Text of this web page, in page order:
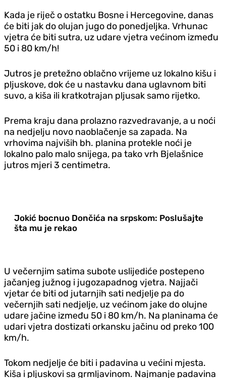
Kada je riječ o ostatku Bosne i Hercegovine, danas
će biti jak do olujan jugo do ponedjeljka. Vrhunac
vjetra će biti sutra, uz udare vjetra većinom između
50 i 80 km/h!
Jutros je pretežno oblačno vrijeme uz lokalno kišu i
pljuskove, dok će u nastavku dana uglavnom biti
suvo, a kiša ili kratkotrajan pljusak samo rijetko.
Prema kraju dana prolazno razvedravanje, a u noći
na nedjelju novo naoblačenje sa zapada. Na
vrhovima najviših bh. planina protekle noći je
lokalno palo malo snijega, pa tako vrh Bjelašnice
jutros mjeri 3 centimetra.
Jokić bocnuo Dončića na srpskom: Poslušajte
šta mu je rekao
U večernjim satima subote uslijediće postepeno
jačanjeg južnog i jugozapadnog vjetra. Najjači
vjetar će biti od jutarnjih sati nedjelje pa do
večernjih sati nedjelje, uz većinom jake do olujne
udare jačine između 50 i 80 km/h. Na planinama će
udari vjetra dostizati orkansku jačinu od preko 100
km/h.
Tokom nedjelje će biti i padavina u većini mjesta.
Kiša i pljuskovi sa grmljavinom. Najmanje padavina